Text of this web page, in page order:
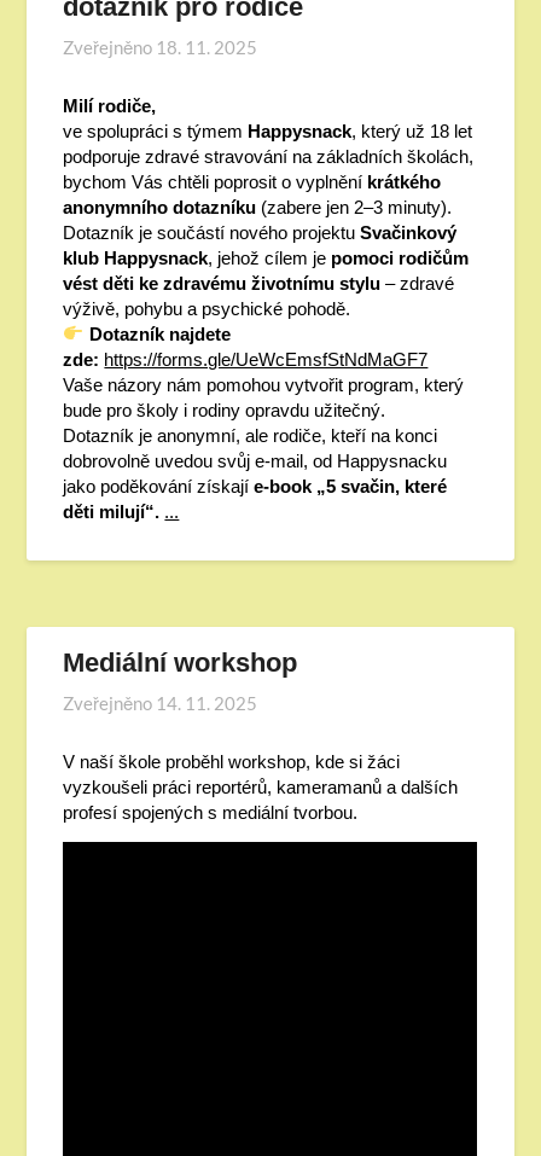
dotazník pro rodiče
Zveřejněno 18. 11. 2025
Milí rodiče,
ve spolupráci s týmem Happysnack, který už 18 let
podporuje zdravé stravování na základních školách,
bychom Vás chtěli poprosit o vyplnění krátkého
anonymního dotazníku (zabere jen 2–3 minuty).
Dotazník je součástí nového projektuSvačinkový
klub Happysnack, jehož cílem je pomoci rodičům
vést děti ke zdravému životnímu stylu – zdravé
výživě, pohybu a psychické pohodě.
Dotazník najdete
zde: https://forms.gle/UeWcEmsfStNdMaGF7
Vaše názory nám pomohou vytvořit program, který
bude pro školy i rodiny opravdu užitečný.
Dotazník je anonymní, ale rodiče, kteří na konci
dobrovolně uvedou svůj e-mail, od Happysnacku
jako poděkování získajíe-book „5 svačin, které
děti milují“. ...
Mediální workshop
Zveřejněno 14. 11. 2025
V naší škole proběhl workshop, kde si žáci
vyzkoušeli práci reportérů, kameramanů a dalších
profesí spojených s mediální tvorbou.